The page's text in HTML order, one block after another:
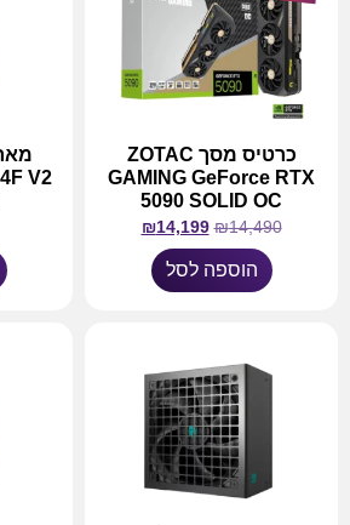
כרטיס מסך ZOTAC
GAMING GeForce RTX
5090 SOLID OC
₪14,490
₪14,199
הוספה לסל
V2